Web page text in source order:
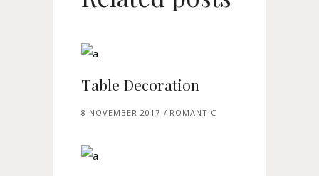
Table Decoration
8 NOVEMBER 2017 ROMANTIC